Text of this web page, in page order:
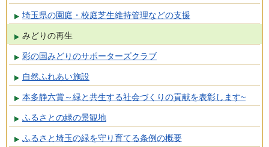
埼玉県の園庭・校庭芝生維持管理などの支援
みどりの再生
彩の国みどりのサポーターズクラブ
自然ふれあい施設
本多静六賞～緑と共生する社会づくりの貢献を表彰します~
ふるさとの緑の景観地
ふるさと埼玉の緑を守り育てる条例の概要